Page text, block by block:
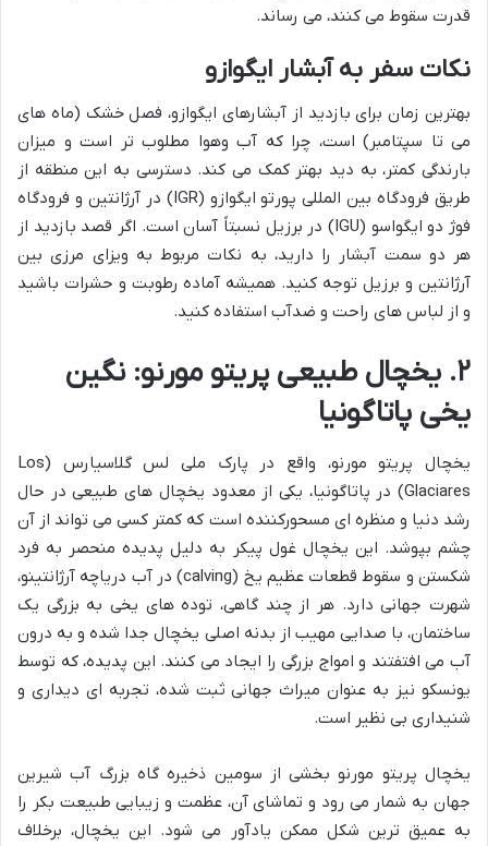
قدرت سقوط می کنند، می رساند.
نکات سفر به آبشار ایگوازو
بهترین زمان برای بازدید از آبشارهای ایگوازو، فصل خشک (ماه های
می تا سپتامبر) است، چرا که آب وهوا مطلوب تر است و میزان
بارندگی کمتر، به دید بهتر کمک می کند. دسترسی به این منطقه از
طریق فرودگاه بین المللی پورتو ایگوازو (IGR) در آرژانتین و فرودگاه
فوژ دو ایگواسو (IGU) در برزیل نسبتاً آسان است. اگر قصد بازدید از
هر دو سمت آبشار را دارید، به نکات مربوط به ویزای مرزی بین
آرژانتین و برزیل توجه کنید. همیشه آماده رطوبت و حشرات باشید
و از لباس های راحت و ضدآب استفاده کنید.
۲. یخچال طبیعی پریتو مورنو: نگین
یخی پاتاگونیا
یخچال پریتو مورنو، واقع در پارک ملی لس گلاسیارس (Los
Glaciares) در پاتاگونیا، یکی از معدود یخچال های طبیعی در حال
رشد دنیا و منظره ای مسحورکننده است که کمتر کسی می تواند از آن
چشم بپوشد. این یخچال غول پیکر به دلیل پدیده منحصر به فرد
شکستن و سقوط قطعات عظیم یخ (calving) در آب دریاچه آرژانتینو،
شهرت جهانی دارد. هر از چند گاهی، توده های یخی به بزرگی یک
ساختمان، با صدایی مهیب از بدنه اصلی یخچال جدا شده و به درون
آب می افتفتند و امواج بزرگی را ایجاد می کنند. این پدیده، که توسط
یونسکو نیز به عنوان میراث جهانی ثبت شده، تجربه ای دیداری و
شنیداری بی نظیر است.
یخچال پریتو مورنو بخشی از سومین ذخیره گاه بزرگ آب شیرین
جهان به شمار می رود و تماشای آن، عظمت و زیبایی طبیعت بکر را
به عمیق ترین شکل ممکن یادآور می شود. این یخچال، برخلاف